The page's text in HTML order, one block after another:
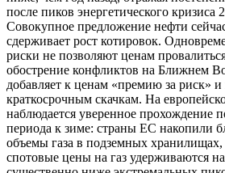
после пиков энергетического кризиса
Совокупное предложение нефти
сдерживает рост котировок.
риски не позволяют ценам
обострение конфликтов на Ближнем
добавляет к ценам «премию за риск»
краткосрочным скачкам. На
наблюдается уверенное прохождение
периода к зиме: страны ЕС накопили
объемы газа в подземных хранилищах,
спотовые цены на газ удерживаются